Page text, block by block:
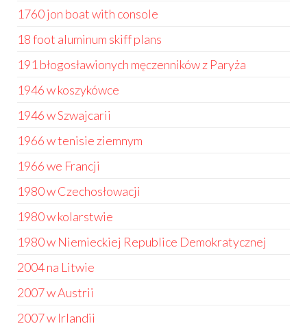
1760 jon boat with console
18 foot aluminum skiff plans
191 błogosławionych męczenników z Paryża
1946 w koszykówce
1946 w Szwajcarii
1966 w tenisie ziemnym
1966 we Francji
1980 w Czechosłowacji
1980 w kolarstwie
1980 w Niemieckiej Republice Demokratycznej
2004 na Litwie
2007 w Austrii
2007 w Irlandii